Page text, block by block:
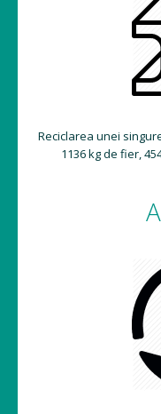
Reciclarea unei
1136 kg de fier,